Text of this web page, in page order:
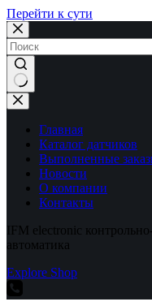
Перейти к сути
Ничего
не
найденоГлавная
Каталог датчиков
Выполненные
Новости
О компании
Контакты
IFM electronic
автоматика
Explore Shop